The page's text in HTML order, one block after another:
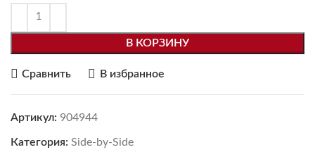
В КОРЗИНУ
Сравнить В избранное
Артикул: 904944
Категория: Side-by-Side